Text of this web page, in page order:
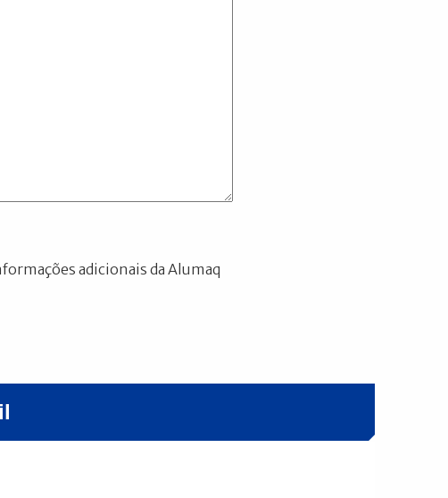
adicionais da Alumaq